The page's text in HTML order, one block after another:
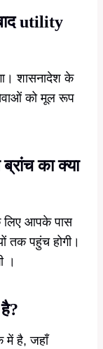
utility
शासनादेश के
को मूल रूप
का क्या
आपके पास
तक पहुंच होगी।
।
में है, जहाँ